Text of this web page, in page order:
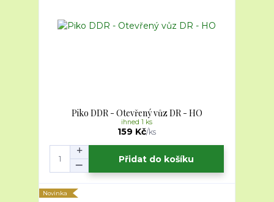
Piko DDR - Otevřený vůz DR - HO
159 Kč/ks
ihned 1 ks
Přidat do košíku
Novinka